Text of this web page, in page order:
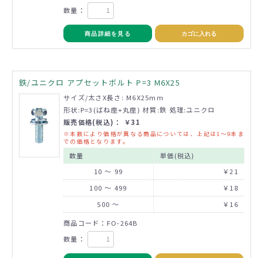
数量：
商品詳細を見る カゴに入れる
鉄/ユニクロ アプセットボルト P=3 M6X25
サイズ/太さX長さ: M6X25mm
形状:P=3(ばね座+丸座) 材質:鉄 処理:ユニクロ
販売価格(税込)： ￥31
※本数により価格が異なる商品については、上記は1～9本ま
での価格となります。
数量
単価(税込)
10 ～ 99
￥21
100 ～ 499
￥18
500 ～
￥16
商品コード：FO-264B
数量：